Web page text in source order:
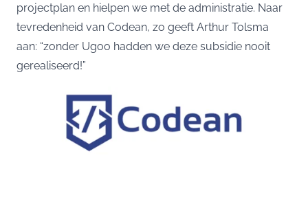
projectplan en hielpen we met de administratie. Naar
tevredenheid van Codean, zo geeft Arthur Tolsma
aan: “zonder Ugoo hadden we deze subsidie nooit
gerealiseerd!”